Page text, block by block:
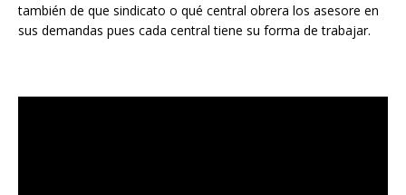
también de que sindicato o qué central obrera los asesore en
sus demandas pues cada central tiene su forma de trabajar.